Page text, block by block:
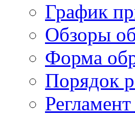
График
Обзоры
Форма
Порядок